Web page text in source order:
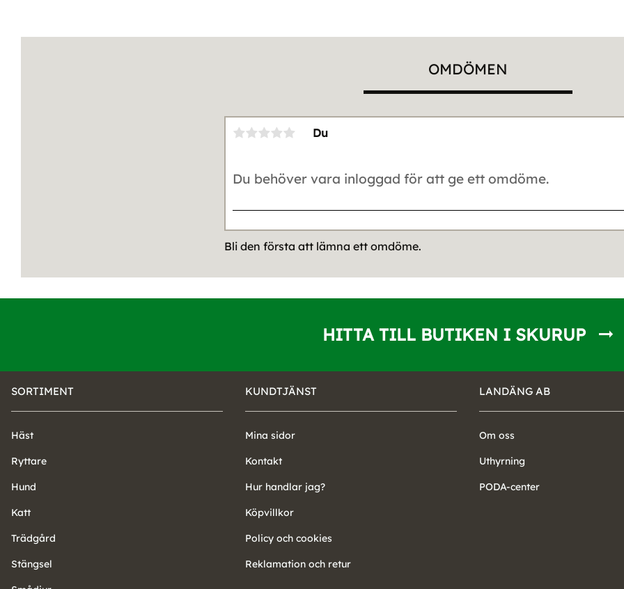
OMDÖMEN
Du
Bli den första att lämna ett omdöme.
HITTA TILL BUTIKEN I SKURUP
SORTIMENT
Häst
Ryttare
Hund
Katt
Trädgård
Stängsel
KUNDTJÄNST
Mina sidor
Kontakt
Hur handlar jag?
Köpvillkor
Policy och cookies
Reklamation och retur
LANDÄNG AB
Om oss
Uthyrning
PODA-center